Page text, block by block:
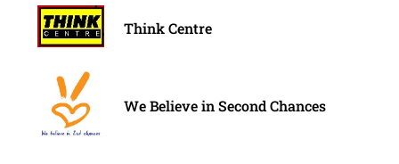
Think Centre
We Believe in Second Chances